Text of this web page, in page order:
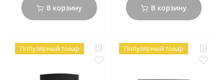
В корзину В корзину
Популярный товар Популярный товар